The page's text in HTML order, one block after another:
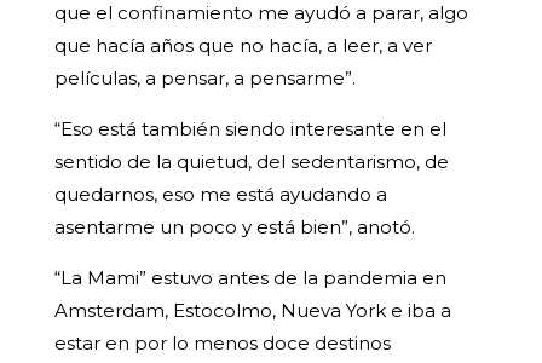
que el confinamiento me ayudó a parar, algo
que hacía años que no hacía, a leer, a ver
películas, a pensar, a pensarme”.
“Eso está también siendo interesante en el
sentido de la quietud, del sedentarismo, de
quedarnos, eso me está ayudando a
asentarme un poco y está bien”, anotó.
“La Mami” estuvo antes de la pandemia en
Amsterdam, Estocolmo, Nueva York e iba a
estar en por lo menos doce destinos